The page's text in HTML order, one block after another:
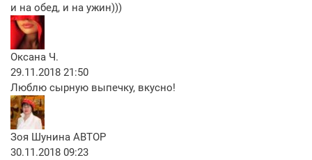
и на обед, и на ужин)))
Оксана Ч.
29.11.2018 21:50
Люблю сырную выпечку, вкусно!
Зоя Шунина АВТОР
30.11.2018 09:23